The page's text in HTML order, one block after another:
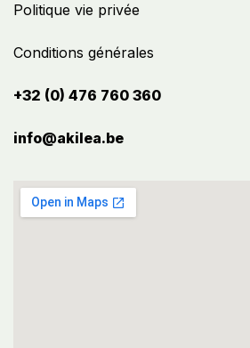
Politique vie privée
Conditions générales
+32 (0) 476 760 360
info@akilea.be​